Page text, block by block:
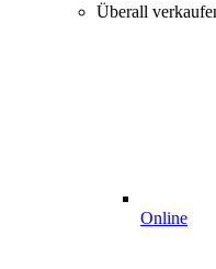
Überall
Online